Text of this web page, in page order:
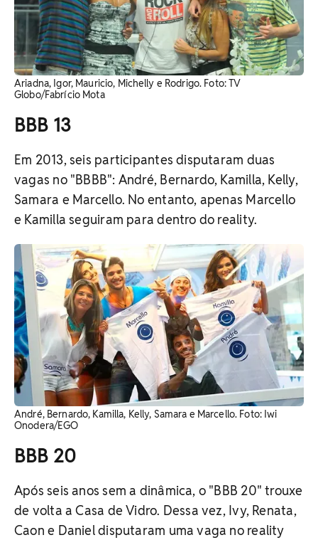
Ariadna, Igor, Mauricio, Michelly e Rodrigo. Foto: TV
Globo/Fabrício Mota
BBB 13
Em 2013, seis participantes disputaram duas
vagas no "BBBB": André, Bernardo, Kamilla, Kelly,
Samara e Marcello. No entanto, apenas Marcello
e Kamilla seguiram para dentro do reality.
André, Bernardo, Kamilla, Kelly, Samara e Marcello. Foto: Iwi
Onodera/EGO
BBB 20
Após seis anos sem a dinâmica, o "BBB 20" trouxe
de volta a Casa de Vidro. Dessa vez, Ivy, Renata,
Caon e Daniel disputaram uma vaga no reality